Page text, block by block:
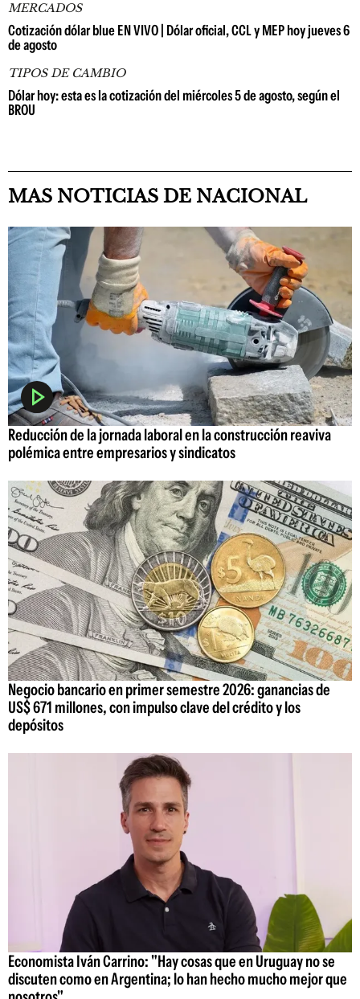
MERCADOS
Cotización dólar blue EN VIVO | Dólar oficial, CCL y MEP hoy jueves 6
de agosto
TIPOS DE CAMBIO
Dólar hoy: esta es la cotización del miércoles 5 de agosto, según el
BROU
MAS NOTICIAS DE NACIONAL
Reducción de la jornada laboral en la construcción reaviva
polémica entre empresarios y sindicatos
Negocio bancario en primer semestre 2026: ganancias de
US$ 671 millones, con impulso clave del crédito y los
depósitos
Economista Iván Carrino: "Hay cosas que en Uruguay no se
discuten como en Argentina; lo han hecho mucho mejor que